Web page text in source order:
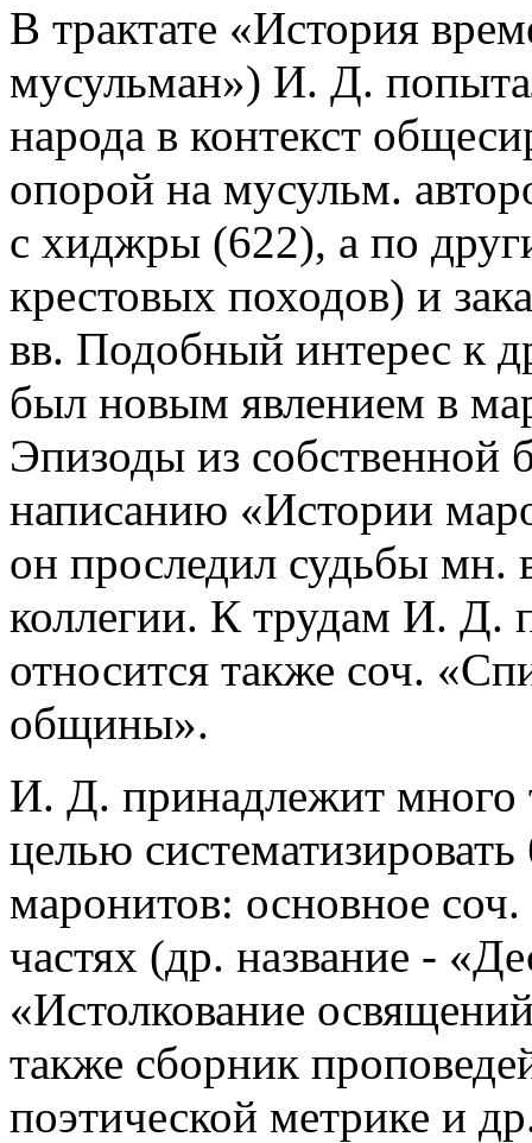
В трактате «История
мусульман») И. Д.
народа в контекст
опорой на мусульм.
с хиджры (622), а по
крестовых походов) и
вв. Подобный интерес к
был новым явлением в
Эпизоды из
написанию «Истории
он проследил судьбы
коллегии. К трудам И. Д.
относится также соч.
общины».
И. Д. принадлежит много
целью
маронитов: основное
частях (др. название -
«Истолкование
также сборник
поэтической метрике и